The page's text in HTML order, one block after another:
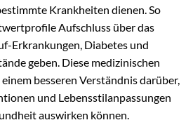
Krankheiten dienen. So
Aufschluss über das
Erkrankungen, Diabetes und
geben. Diese medizinischen
besseren Verständnis darüber,
und Lebensstilanpassungen
auswirken können.